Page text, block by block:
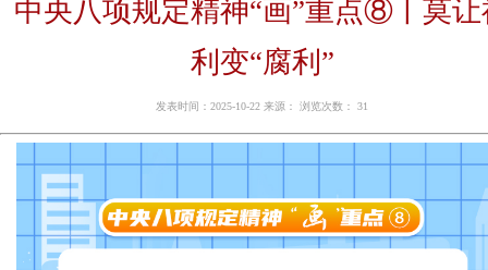
中央八项规定精神“画”重点⑧丨莫让
利变“腐利”
发表时间：2025-10-22 来源： 浏览次数： 31